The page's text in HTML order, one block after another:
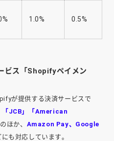
1.0% 0.5%
ビス「Shopifyペイメン
が提供する決済サービスで
JCB」「American
ほか、 Amazon Pay、Google
にも対応しています。